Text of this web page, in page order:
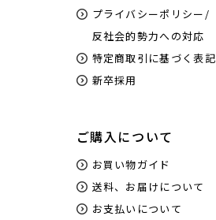
プライバシーポリシー/
反社会的勢力への対応
特定商取引に基づく表記
新卒採用
ご購入について
お買い物ガイド
送料、お届けについて
お支払いについて